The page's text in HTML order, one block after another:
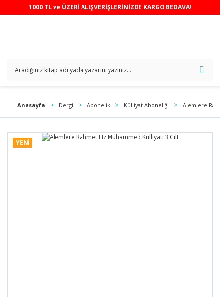
1000 TL ve ÜZERİ ALIŞVERİŞLERİNİZDE KARGO BEDAVA!
Anasayfa Dergi Abonelik Külliyat Aboneliği Alemlere
YENİ